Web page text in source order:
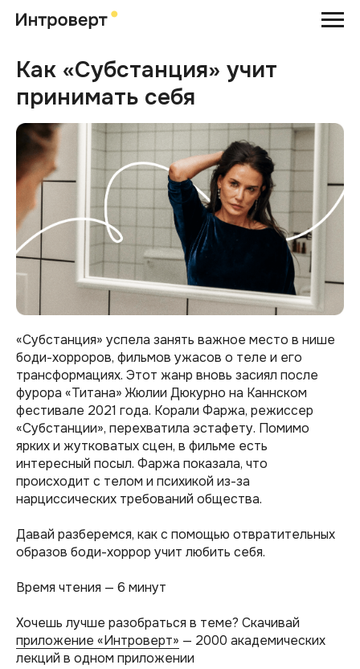
Как «Субстанция» учит
принимать себя
«Субстанция» успела занять важное место в нише
боди-хорроров, фильмов ужасов о теле и его
трансформациях. Этот жанр вновь засиял после
фурора «Титана» Жюлии Дюкурно на Каннском
фестивале 2021 года. Корали Фаржа, режиссер
«Субстанции», перехватила эстафету. Помимо
ярких и жутковатых сцен, в фильме есть
интересный посыл. Фаржа показала, что
происходит с телом и психикой из-за
нарциссических требований общества.
Давай разберемся, как с помощью отвратительных
образов боди-хоррор учит любить себя.
Время чтения — 6 минут
Хочешь лучше разобраться в теме? Скачивай
приложение «Интроверт» — 2000 академических
лекций в одном приложении